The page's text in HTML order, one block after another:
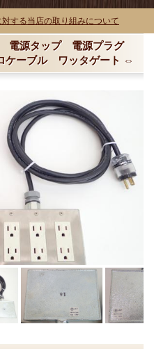
する当店の取り組みについて
電源タップ 電源プラグ
ーブル ワッタゲート ⇔